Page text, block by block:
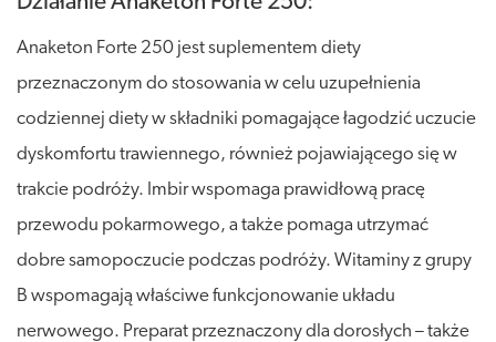
Anaketon Forte 250 jest suplementem diety
przeznaczonym do stosowania w celu uzupełnienia
codziennej diety w składniki pomagające łagodzić uczucie
dyskomfortu trawiennego, również pojawiającego się w
trakcie podróży. Imbir wspomaga prawidłową pracę
przewodu pokarmowego, a także pomaga utrzymać
dobre samopoczucie podczas podróży. Witaminy z grupy
B wspomagają właściwe funkcjonowanie układu
nerwowego. Preparat przeznaczony dla dorosłych – także